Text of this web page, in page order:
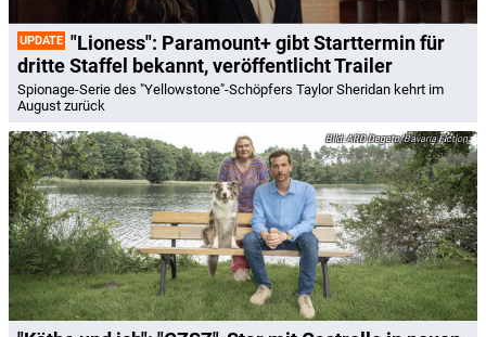
UPDATE "Lioness": Paramount+ gibt Starttermin für
dritte Staffel bekannt, veröffentlicht Trailer
Spionage-Serie des "Yellowstone"-Schöpfers Taylor Sheridan kehrt im
August zurück
ARD Degeto/Bavaria Fiction